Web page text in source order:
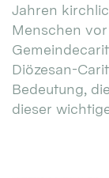
Jahren
Menschen
Diözesan-
Bedeutung,
dieser